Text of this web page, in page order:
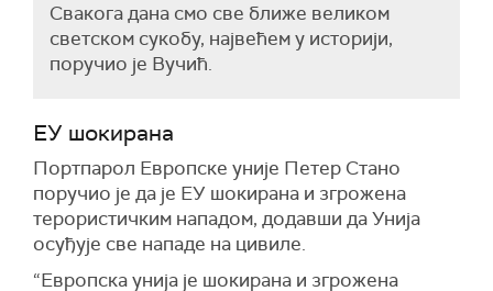
Свакога дана смо све ближе великом
светском сукобу, највећем у историји,
поручио је Вучић.
ЕУ шокирана
Портпарол Европске уније Петер Стано
поручио је да је ЕУ шокирана и згрожена
терористичким нападом, додавши да Унија
осуђује све нападе на цивиле.
“Европска унија је шокирана и згрожена